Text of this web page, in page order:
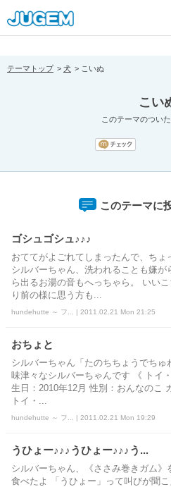
[pear_error: message="Success"
prefix="" info=""]
テーマトップ 犬 こいぬ
こい
このテーマのつい
このテーマに
ゴシュゴシュ♪♪♪
おててがよごれてしまったんで、ちょ
シルバーちゃん、洗われることも嫌が
ら出るお湯の音もへっちゃら。 いい
り前の様に思う方も...
hundehutte ～ フ... | 2011.02.21 Mon 21:25
おちょと
シルバーちゃん「たのちちょうでちゅ
味津々なシルバーちゃんです 《 トイ
生日：2010年12月 性別：おんなのこ
トイ・...
hundehutte ～ フ... | 2011.02.21 Mon 19:29
うひょー♪♪♪うひょー♪♪♪う...
シルバーちゃん、《ささみ巻きガム》
食べたよ 「うひょー」って叫びが聞